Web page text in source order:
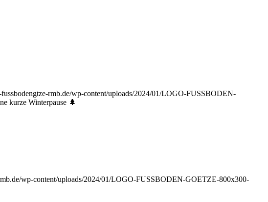
rmb.de/wp-content/uploads/2024/01/LOGO-FUSSBODEN-
kurze Winterpause 🌲
wp-content/uploads/2024/01/LOGO-FUSSBODEN-GOETZE-800x300-